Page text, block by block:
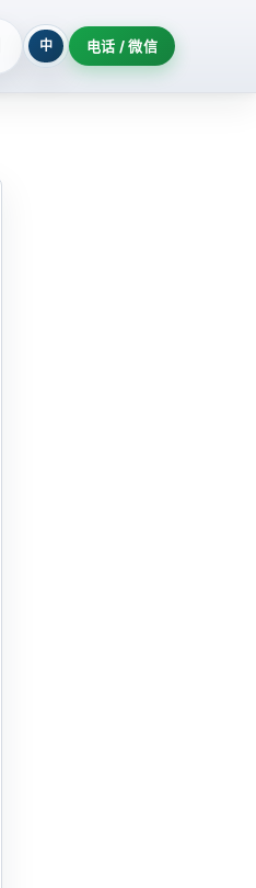
系列
中 电话 / 微信